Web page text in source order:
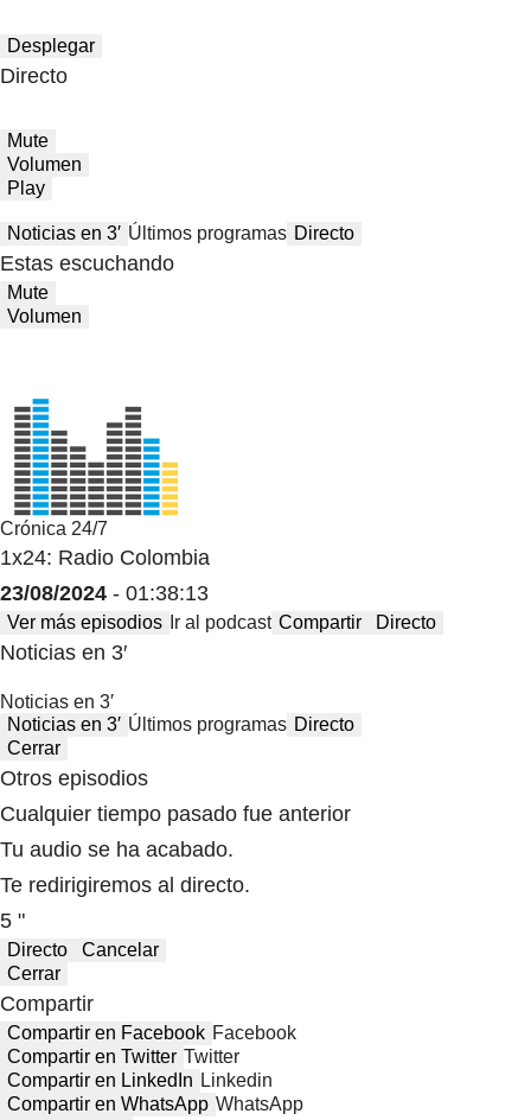
Desplegar
Directo
Mute
Volumen
Play
Noticias en 3′ Últimos programas Directo
Estas escuchando
Mute
Volumen
Crónica 24/7
1x24: Radio Colombia
23/08/2024 - 01:38:13
Ver más episodios Ir al podcast Compartir Directo
Noticias en 3′
Noticias en 3′
Noticias en 3′ Últimos programas Directo
Cerrar
Otros episodios
Cualquier tiempo pasado fue anterior
Tu audio se ha acabado.
Te redirigiremos al directo.
5 "
Directo
Cancelar
Cerrar
Compartir
Compartir en Facebook Facebook
Compartir en Twitter Twitter
Compartir en LinkedIn Linkedin
Compartir en WhatsApp WhatsApp